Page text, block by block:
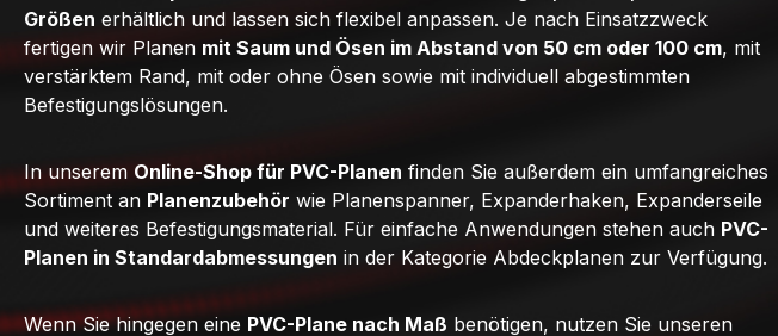
Größen erhältlich und lassen sich flexibel anpassen. Je nach Einsatzzweck
fertigen wir Planen mit Saum und Ösen im Abstand von 50 cm oder 100 cm, mit
verstärktem Rand, mit oder ohne Ösen sowie mit individuell abgestimmten
Befestigungslösungen.
In unserem Online-Shop für PVC-Planen finden Sie außerdem ein umfangreiches
Sortiment an Planenzubehör wie Planenspanner, Expanderhaken, Expanderseile
und weiteres Befestigungsmaterial. Für einfache Anwendungen stehen auch PVC-
Planen in Standardabmessungen in der Kategorie Abdeckplanen zur Verfügung.
Wenn Sie hingegen eine PVC-Plane nach Maß benötigen, nutzen Sie unseren